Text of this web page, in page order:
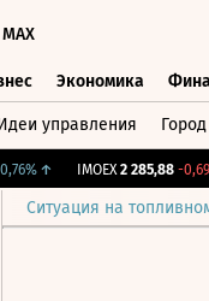
MAX
Экономика
управления Город
↑ IMOEX 2 285,88 -
Ситуация на